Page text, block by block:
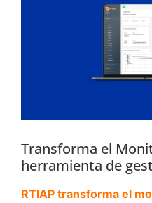
Transforma el
herramienta de
RTIAP transforma el